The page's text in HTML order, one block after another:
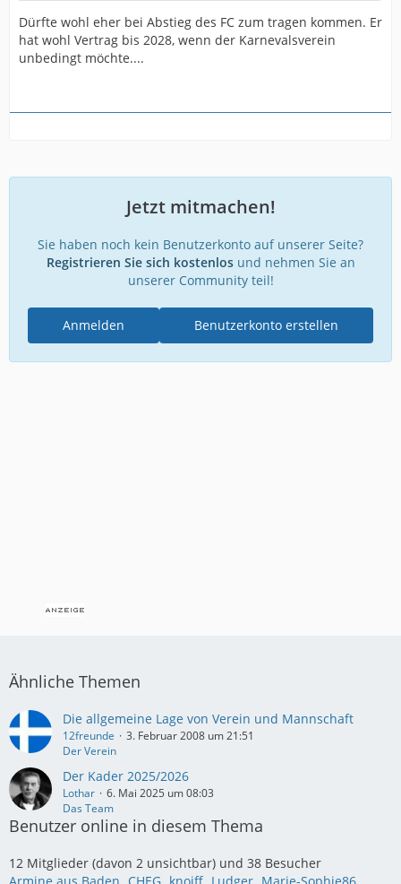
Dürfte wohl eher bei Abstieg des FC zum tragen kommen. Er
hat wohl Vertrag bis 2028, wenn der Karnevalsverein
unbedingt möchte....
Jetzt mitmachen!
Sie haben noch kein Benutzerkonto auf unserer Seite?
Registrieren Sie sich kostenlosund nehmen Sie an
unserer Community teil!
Benutzerkonto erstellen
Anmelden
Ähnliche Themen
Die allgemeine Lage von Verein und Mannschaft
12freunde
3. Februar 2008 um 21:51
Der Verein
Der Kader 2025/2026
Lothar
6. Mai 2025 um 08:03
Das Team
Benutzer online in diesem Thema
12 Mitglieder (davon 2 unsichtbar) und 38 Besucher